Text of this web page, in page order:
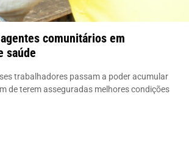
comunitários em
saúde
trabalhadores passam a poder acumular
de terem asseguradas melhores condições